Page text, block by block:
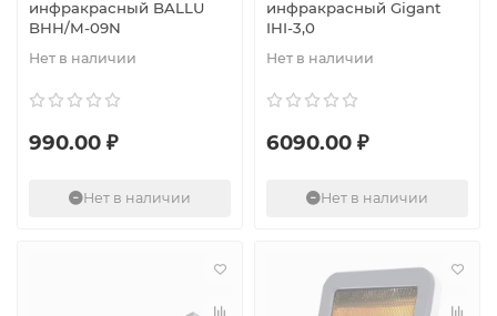
инфракрасный BALLU
BHH/M-09N
Нет в наличии
990.00 ₽
Нет в наличии
инфракрасный Gigant
IHI-3,0
Нет в наличии
6090.00 ₽
Нет в наличии